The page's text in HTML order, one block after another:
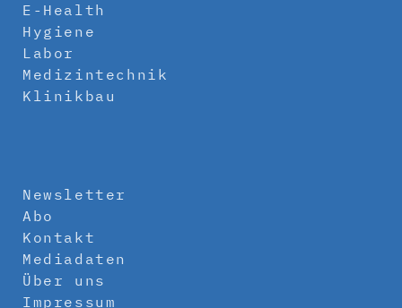
E-Health
Hygiene
Labor
Medizintechnik
Klinikbau
Newsletter
Abo
Kontakt
Mediadaten
Über uns
Impressum